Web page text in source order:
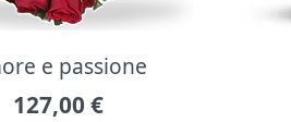
e passione
127,00 €